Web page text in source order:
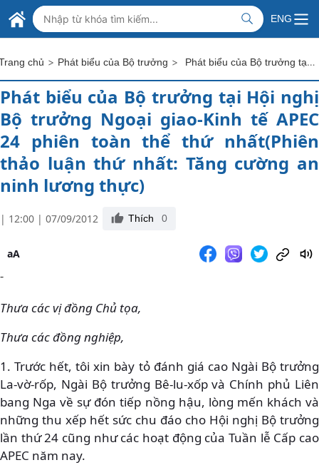
Skip to Main Content
BỘ NGOẠI GIAO VIỆT NAM
MINISTRY OF FOREIGN AFFAIRS
ENG
chủ > Phát biểu của Bộ trưởng > Phát biểu của Bộ trưởng tại Hội nghị Bộ trưởng Ngoại giao-Kinh tế APEC 24 phiên toàn thể thứ nhất(Phiên thảo luận thứ nhất: Tăng cường an ninh lương thực)
Phát biểu của Bộ trưởng tại Hội nghị
Bộ trưởng Ngoại giao-Kinh tế APEC
24 phiên toàn thể thứ nhất(Phiên
thảo luận thứ nhất: Tăng cường an
ninh lương thực)
| 12:00 | 07/09/2012 Thích 0
aA
-
Thưa các vị đồng Chủ tọa,
Thưa các đồng nghiệp,
1. Trước hết, tôi xin bày tỏ đánh giá cao Ngài Bộ trưởng
La-vờ-rốp, Ngài Bộ trưởng Bê-lu-xốp và Chính phủ Liên
bang Nga về sự đón tiếp nồng hậu, lòng mến khách và
những thu xếp hết sức chu đáo cho Hội nghị Bộ trưởng
lần thứ 24 cũng như các hoạt động của Tuần lễ Cấp cao
APEC năm nay.